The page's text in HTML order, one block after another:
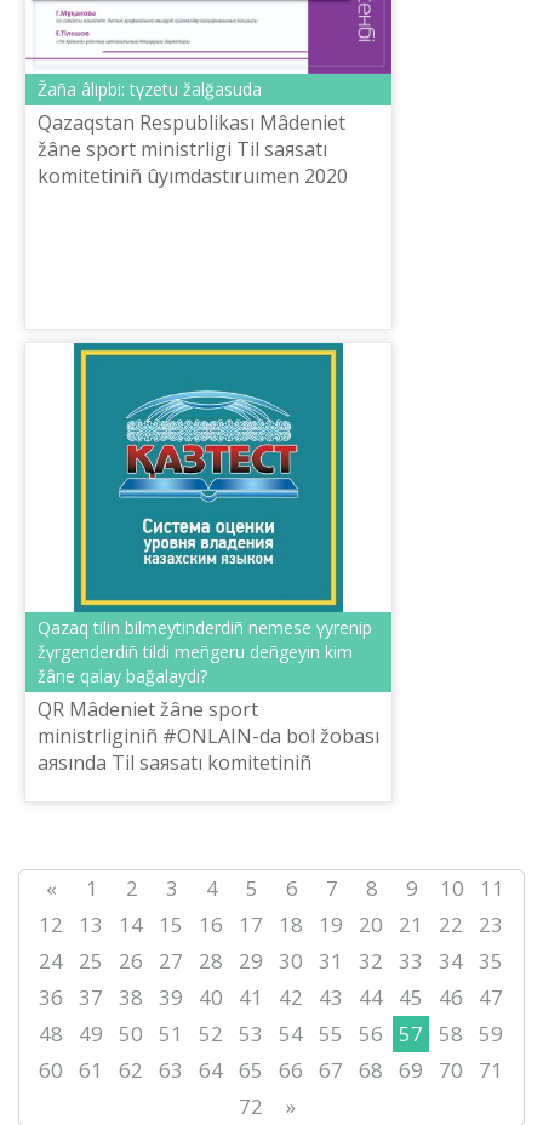
Žaña âlіpbi: tүzetu žalğasuda
Qazaqstan Respublikası Mâdeniet
žâne sport ministrlіgі Tіl saяsatı
komitetіnіñ ûyımdastıruımen 2020
Qazaq tіlіn bіlmeytіnderdіñ nemese үyrenіp
žүrgenderdіñ tіldі meñgeru deñgeyіn kіm
žâne qalay bağalaydı?
QR Mâdeniet žâne sport
ministrlіgіnіñ #ONLAIN-da bol žobası
aяsında Tіl saяsatı komitetіnіñ
« 1 2 3 4 5 6 7 8 9 10
11
12
13 14 15 16 17 18 19 20 21 22
23
24
25 26 27 28 29 30 31 32 33 34 35
36
37 38 39 40 41 42 43 44 45 46
47
48
49 50 51 52 53 54 55 56 57 58
59
60
61 62 63 64 65 66 67 68 69 70
71
72
»